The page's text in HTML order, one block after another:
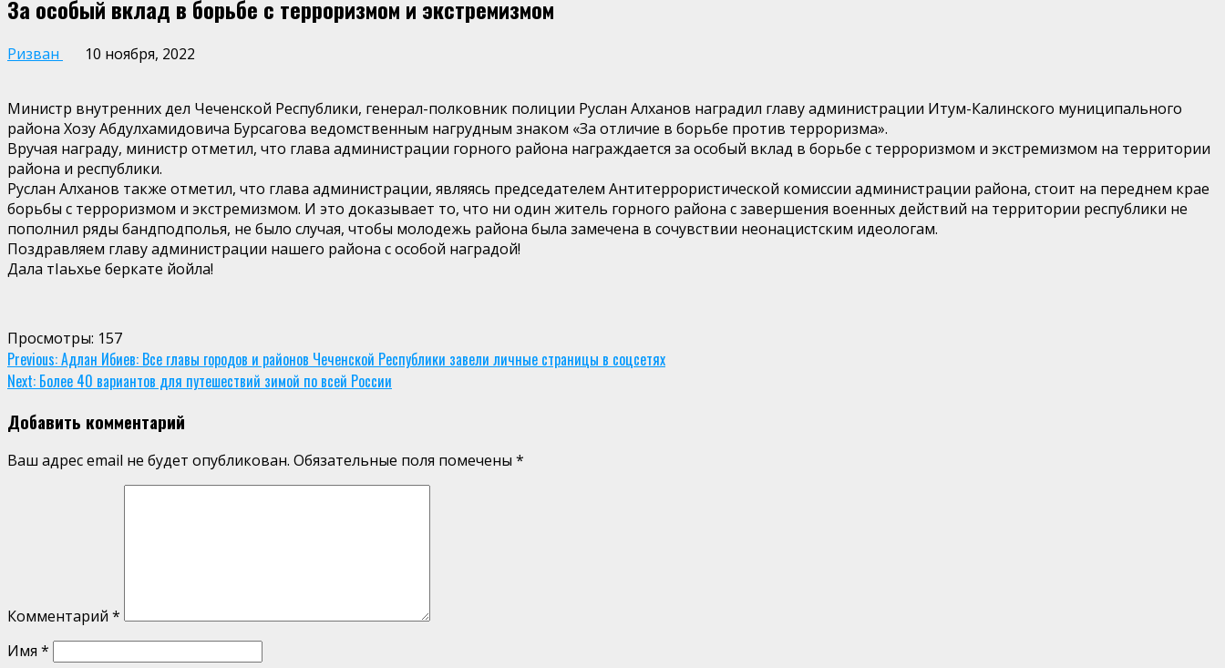
За особый вклад в борьбе с терроризмом и экстремизмом
Ризван 10 ноября, 2022
Министр внутренних дел Чеченской Республики, генерал-полковник полиции Руслан Алханов наградил главу администрации Итум-Калинского муниципального
района Хозу Абдулхамидовича Бурсагова ведомственным нагрудным знаком «За отличие в борьбе против терроризма».
Вручая награду, министр отметил, что глава администрации горного района награждается за особый вклад в борьбе с терроризмом и экстремизмом на территории
района и республики.
Руслан Алханов также отметил, что глава администрации, являясь председателем Антитеррористической комиссии администрации района, стоит на переднем крае
борьбы с терроризмом и экстремизмом. И это доказывает то, что ни один житель горного района с завершения военных действий на территории республики не
пополнил ряды бандподполья, не было случая, чтобы молодежь района была замечена в сочувствии неонацистским идеологам.
Поздравляем главу администрации нашего района с особой наградой!
Дала тIаьхье беркате йойла!
Просмотры: 157
Continue
Reading
Previous:Адлан Ибиев: Все главы городов и районов Чеченской Республики завели личные страницы в соцсетях
Next: Более 40 вариантов для путешествий зимой по всей России
Добавить комментарий
Ваш адрес email не будет опубликован. Обязательные поля помечены *
Комментарий *
Имя *